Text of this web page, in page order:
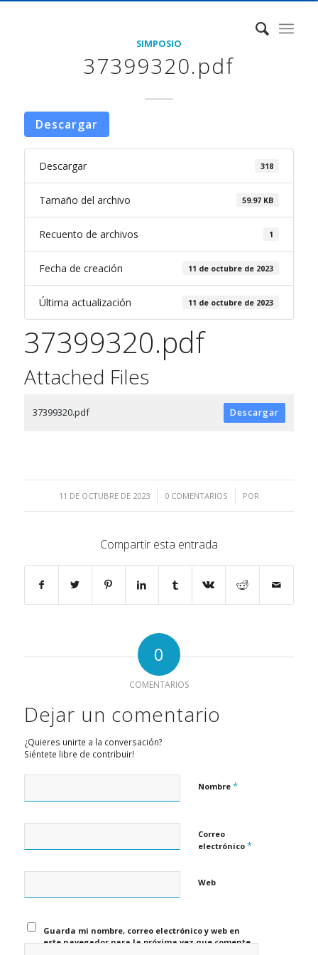
SIMPOSIO
37399320.pdf
Descargar
Descargar 318
Tamaño del archivo 59.97 KB
Recuento de archivos 1
Fecha de creación 11 de octubre de 2023
Última actualización 11 de octubre de 2023
37399320.pdf
Attached Files
37399320.pdf Descargar
11 DE OCTUBRE DE 2023
/ 0 COMENTARIOS
/ POR
Compartir esta entrada
0
COMENTARIOS
Dejar un comentario
¿Quieres unirte a la conversación?
Siéntete libre de contribuir!
Nombre *
Correo
electrónico *
Web
Guarda mi nombre, correo electrónico y web en
este navegador para la próxima vez que comente.